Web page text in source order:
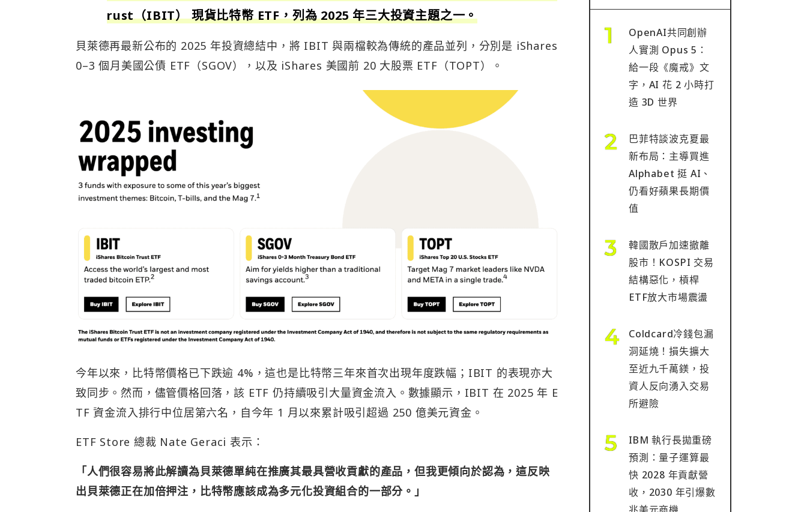
rust（IBIT） 現貨比特幣 ETF，列為 2025 年三大投資主題之一。
貝萊德再最新公布的 2025 年投資總結中，將 IBIT 與兩檔較為傳統的產品並列，分別是 iShares
0–3 個月美國公債 ETF（SGOV），以及 iShares 美國前 20 大股票 ETF（TOPT）。
今年以來，比特幣價格已下跌逾 4%，這也是比特幣三年來首次出現年度跌幅；IBIT 的表現亦大
致同步。然而，儘管價格回落，該 ETF 仍持續吸引大量資金流入。數據顯示，IBIT 在 2025 年 E
TF 資金流入排行中位居第六名，自今年 1 月以來累計吸引超過 250 億美元資金。
ETF Store 總裁 Nate Geraci 表示：
「人們很容易將此解讀為貝萊德單純在推廣其最具營收貢獻的產品，但我更傾向於認為，這反映
出貝萊德正在加倍押注，比特幣應該成為多元化投資組合的一部分。」
OpenAI共同創辦
人實測 Opus 5：
給一段《魔戒》文
字，AI 花 2 小時打
造 3D 世界
巴菲特談波克夏最
新布局：主導買進
Alphabet 挺 AI、
仍看好蘋果長期價
值
韓國散戶加速撤離
股市！KOSPI 交易
結構惡化，槓桿
ETF放大市場震盪
Coldcard冷錢包漏
洞延燒！損失擴大
至近九千萬鎂，投
資人反向湧入交易
所避險
IBM 執行長拋重磅
預測：量子運算最
快 2028 年貢獻營
收，2030 年引爆數